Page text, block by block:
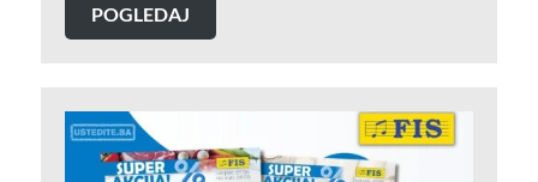
POGLEDAJ